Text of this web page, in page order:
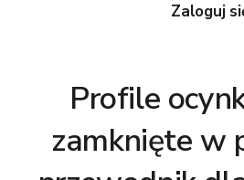
Zaloguj
Profile
zamknięte w